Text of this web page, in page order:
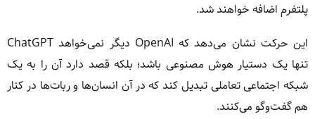
پلتفرم اضافه خواهند شد.
این حرکت نشان می‌دهد که OpenAI دیگر نمی‌خواهد ChatGPT
تنها یک دستیار هوش مصنوعی باشد؛ بلکه قصد دارد آن را به یک
شبکه اجتماعی تعاملی تبدیل کند که در آن انسان‌ها و ربات‌ها در کنار
هم گفت‌وگو می‌کنند.